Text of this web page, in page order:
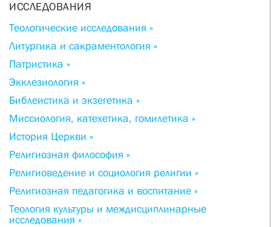
ИССЛЕДОВАНИЯ
Теологические исследования »
Литургика и сакраментология »
Патристика »
Экклезиология »
Библеистика и экзегетика »
Миссиология, катехетика, гомилетика »
История Церкви »
Религиозная философия »
Религиоведение и социология религии »
Религиозная педагогика и воспитание »
Теология культуры и междисциплинарные
исследования »